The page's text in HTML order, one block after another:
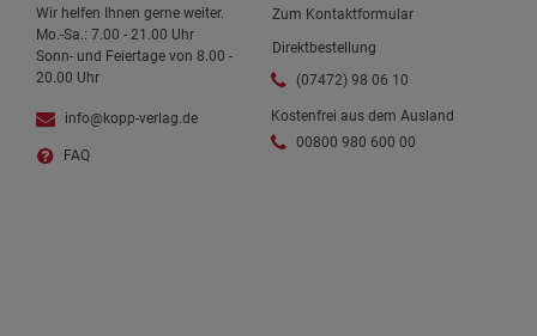
Wir helfen Ihnen gerne weiter.
Mo.-Sa.: 7.00 - 21.00 Uhr
Sonn- und Feiertage von 8.00 -
20.00 Uhr
info@kopp-verlag.de
FAQ
Zum Kontaktformular
Direktbestellung
(07472) 98 06 10
Kostenfrei aus dem Ausland
00800 980 600 00